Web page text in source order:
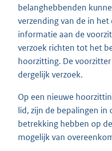
belanghebbenden
verzending van de in
informatie aan de
verzoek richten tot het
hoorzitting. De
dergelijk verzoek.
Op een nieuwe
lid, zijn de bepalingen in
betrekking hebben op
mogelijk van